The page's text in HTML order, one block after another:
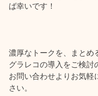
ば幸いです！
濃厚なトークを、まとめ
グラレコの導入をご検討
お問い合わせよりお気軽
さい。